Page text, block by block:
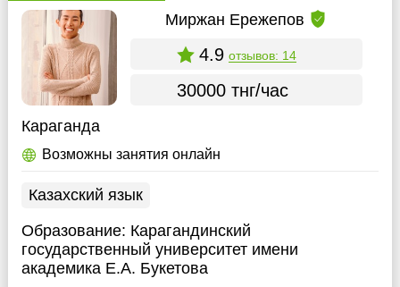
Миржан Ережепов
4.9 отзывов: 14
30000 тнг/час
Караганда
Возможны занятия онлайн
Казахский язык
Образование: Карагандинский
государственный университет имени
академика Е.А. Букетова